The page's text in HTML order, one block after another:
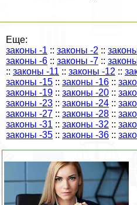
Еще:
законы -1 :: законы -2 ::
законы -6 :: законы -7 ::
:: законы -11 :: законы -12 ::
законы -15 :: законы -16 ::
законы -19 :: законы -20 ::
законы -23 :: законы -24 ::
законы -27 :: законы -28 ::
законы -31 :: законы -32 ::
законы -35 :: законы -36 ::